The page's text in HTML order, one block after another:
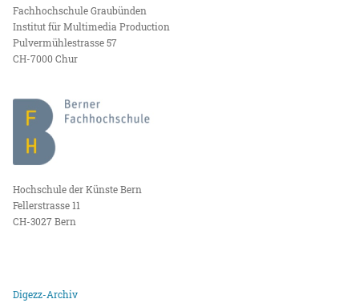
Fachhochschule Graubünden
Institut für Multimedia Production
Pulvermühlestrasse 57
CH-7000 Chur
Hochschule der Künste Bern
Fellerstrasse 11
CH-3027 Bern
Digezz-Archiv